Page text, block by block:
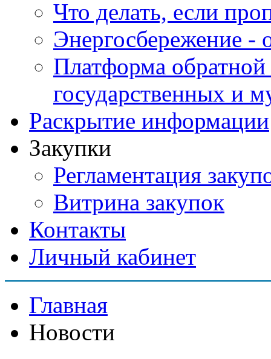
Что делать, если
Энергосбережение -
Платформа обратной
государственных и
Раскрытие информации
Закупки
Регламентация
Витрина закупок
Контакты
Личный кабинет
Главная
Новости